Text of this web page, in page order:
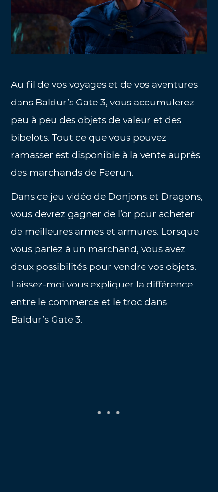
Au fil de vos voyages et de vos aventures
dans Baldur’s Gate 3, vous accumulerez
peu à peu des objets de valeur et des
bibelots. Tout ce que vous pouvez
ramasser est disponible à la vente auprès
des marchands de Faerun.
Dans ce jeu vidéo de Donjons et Dragons,
vous devrez gagner de l’or pour acheter
de meilleures armes et armures. Lorsque
vous parlez à un marchand, vous avez
deux possibilités pour vendre vos objets.
Laissez-moi vous expliquer la différence
entre le commerce et le troc dans
Baldur’s Gate 3.